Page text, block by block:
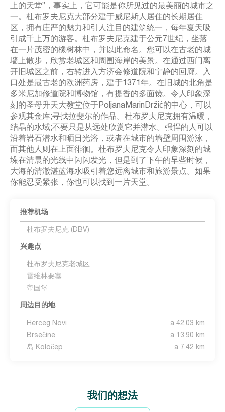
上的天堂”，事实上，它可能是你所见过的最美丽的城市之
一。杜布罗夫尼克大部分建于威尼斯人居住的长期居住
区，拥有庄严的魅力和引人注目的建筑统一，每年夏天吸
引成千上万的游客。杜布罗夫尼克建于公元7世纪，坐落
在一片茂密的橡树林中，并以此命名。您可以在古老的城
墙上散步，欣赏老城区和周围海岸的美景。在通过西门离
开旧城区之前，右转进入方济会修道院和宁静的回廊。入
口处是最古老的欧洲药房，建于1371年。在旧城的北角是
多米尼加修道院和博物馆，有提香的多面镜。令人印象深
刻的圣母升天大教堂位于PoljanaMarinDržić的中心，可以
参观其金库;寻找拉斐尔的作品。杜布罗夫尼克拥有温暖，
结晶的水域;不要只是从远处欣赏它并潜水。强悍的人可以
沿着岩石潜水和晒日光浴，或者在城市的墙壁周围游泳，
而其他人则在上面徘徊。杜布罗夫尼克令人印象深刻的城
垛在清晨的光线中闪闪发光，但是到了下午的早些时候，
大海的清澈湛蓝海水吸引着您远离城市和旅游景点。如果
你能忍受紧张，你也可以找到一片天堂。
推荐机场
杜布罗夫尼克 (DBV)
兴趣点
杜布罗夫尼克老城区
雷维林要塞
帝国堡
周边目的地
Herceg Novi
a 42.03 km
Brsečine
a 13.90 km
岛 Koločep
a 7.42 km
我们的想法